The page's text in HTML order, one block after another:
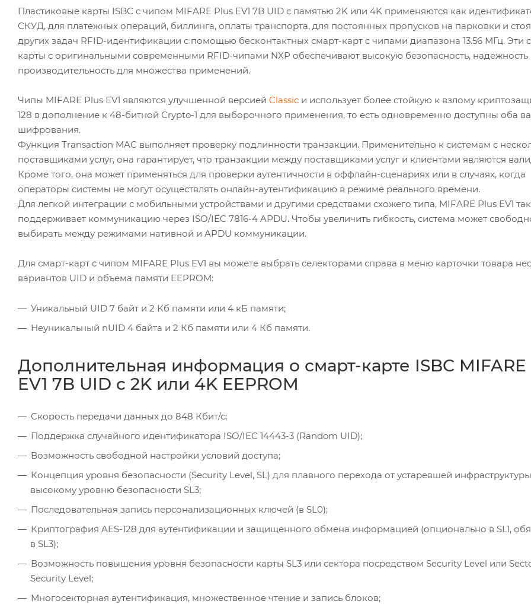
Пластиковые карты ISBC с чипом MIFARE Plus EV1 7B UID с памятью 2K или 4K применяются как
СКУД, для платежных операций, биллинга, оплаты транспорта, для постоянных пропусков на парковки и
других задач RFID-идентификации с помощью бесконтактных смарт-карт с чипами диапазона 13.56 МГц. Эти
карты с оригинальными современными RFID-чипами NXP обеспечивают высокую безопасность, надежность
производительность для множества применений.
Чипы MIFARE Plus EV1 являются улучшенной версией Classic и использует более стойкую к взлому
128 в дополнение к 48-битной Crypto-1 для выборочного применения, то есть одновременно доступны оба
шифрования.
Функция Transaction MAC выполняет проверку подлинности транзакции. Применительно к системам с
поставщиками услуг, она гарантирует, что транзакции между поставщиками услуг и клиентами являются
Кроме того, она может применяться для проверки аутентичности в оффлайн-сценариях или в случаях, когда
операторы системы не могут осуществлять онлайн-аутентификацию в режиме реального времени.
Для легкой интеграции с мобильными устройствами и другими средствами схожего типа, MIFARE Plus EV1
поддерживает коммуникацию через ISO/IEC 7816-4 APDU. Чтобы увеличить гибкость, система может
выбирать между режимами нативной и APDU коммуникации.
Для смарт-карт с чипом MIFARE Plus EV1 вы можете выбрать селекторами справа в меню карточки товара
вариантов UID и объема памяти EEPROM:
Уникальный UID 7 байт и 2 Кб памяти или 4 кБ памяти;
Неуникальный nUID 4 байта и 2 Кб памяти или 4 Кб памяти.
Дополнительная информация о смарт-карте ISBC MIFARE
EV1 7B UID c 2K или 4K EEPROM
Скорость передачи данных до 848 Кбит/с;
Поддержка случайного идентификатора ISO/IEC 14443-3 (Random UID);
Возможность свободной настройки условий доступа;
Концепция уровня безопасности (Security Level, SL) для плавного перехода от устаревшей
высокому уровню безопасности SL3;
Последовательная запись персонализационных ключей (в SL0);
Криптография AES-128 для аутентификации и защищенного обмена информацией (опционально в SL1,
в SL3);
Возможность повышения уровня безопасности карты SL3 или сектора посредством Security Level или
Security Level;
Многосекторная аутентификация, множественное чтение и запись блоков;